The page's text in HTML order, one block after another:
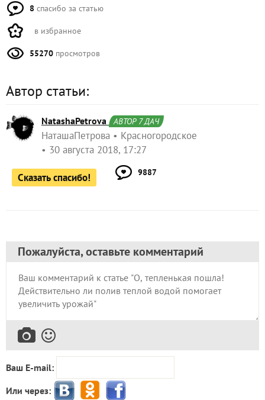
8 спасибо за статью
в избранное
55270 просмотров
Автор статьи:
NatashaPetrova АВТОР 7 ДАЧ
НаташаПетрова
Красногородское
30 августа 2018, 17:27
Сказать спасибо! 9887
Пожалуйста, оставьте комментарий
Ваш E-mail:
Или через: